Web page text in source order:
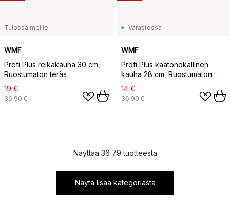
Tulossa meille
WMF
Profi Plus reikäkauha 30 cm,
Ruostumaton teräs
19 €
36,90 €
Varastossa
WMF
Profi Plus kaatonokallinen
kauha 28 cm, Ruostumaton
teräs
14 €
36,90 €
Näyttää 36 79 tuotteesta
Näytä lisää kategoriasta